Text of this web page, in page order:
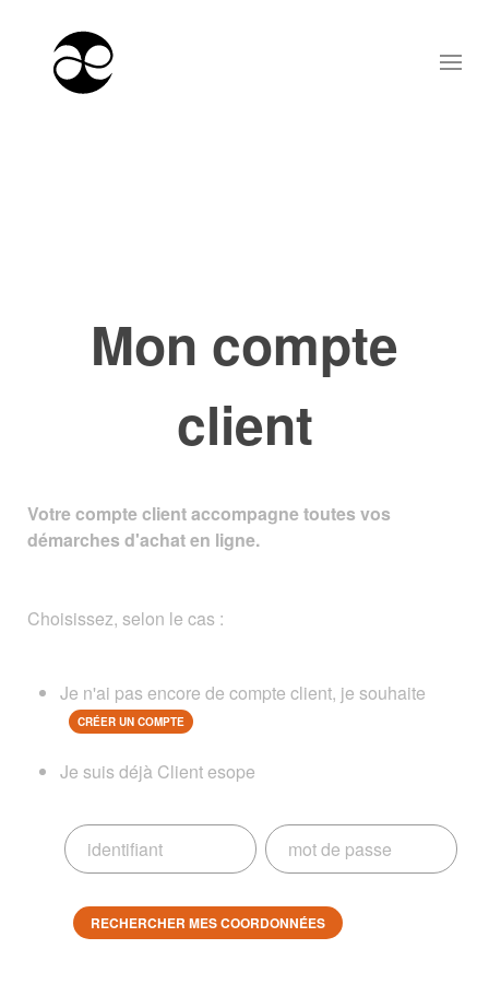
Mon compte
client
Votre compte client accompagne toutes vos
démarches d'achat en ligne.
Choisissez, selon le cas :
Je n'ai pas encore de compte client, je souhaite
CRÉER UN COMPTE
Je suis déjà Client esope
RECHERCHER MES COORDONNÉES